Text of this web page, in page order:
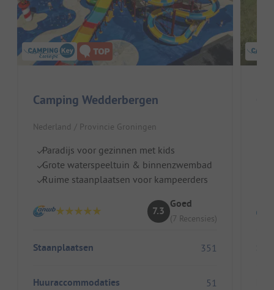
Camping Wedderbergen
Nederland / Provincie Groningen
Paradijs voor gezinnen met kids
Grote waterspeeltuin & binnenzwembad
Ruime staanplaatsen voor kampeerders
7.3
Goed
(7 Recensies)
Staanplaatsen 351
Huuraccommodaties 51